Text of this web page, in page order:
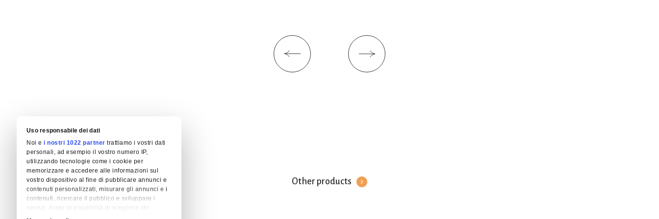
Uso responsabile dei dati
Noi ei nostri 1022 partner trattiamo i vostri dati
personali, ad esempio il vostro numero IP,
utilizzando tecnologie come i cookie per
memorizzare e accedere alle informazioni sul
vostro dispositivo al fine di pubblicare annunci e
contenuti personalizzati, misurare gli annunci e i
contenuti, ricercare il pubblico e sviluppare i
servizi. Avete la possibilità di scegliere chi
utilizza i vostri dati e per quali scopi. Le vostre
Other products